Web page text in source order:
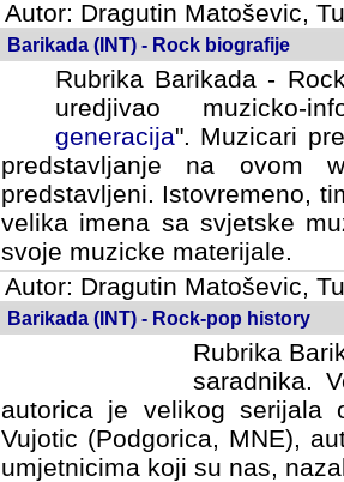
Autor: Dragutin Matoševic,
Barikada (INT) - Rock biografije
Rubrika Barikada -
uredjivao muzicko-
Muzicari predstavljeni u
na ovom web portalu
Istovremeno, tim nacinom
sa svjetske muzicke scene
materijale.
Autor: Dragutin Matoševic,
Barikada (INT) - Rock-pop history
Rubrika
saradnika.
autorica je velikog serijala
Vujotic (Podgorica, MNE),
umjetnicima koji su nas,